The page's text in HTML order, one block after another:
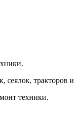
тракторов
техники.